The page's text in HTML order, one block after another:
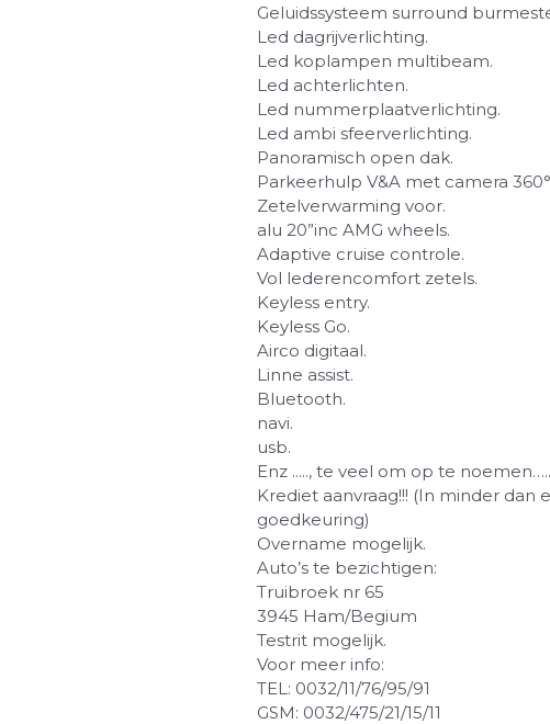
Geluidssysteem surround
Led dagrijverlichting.
Led koplampen multibeam.
Led achterlichten.
Led nummerplaatverlichting.
Led ambi sfeerverlichting.
Panoramisch open dak.
Parkeerhulp V&A met camera 360°
Zetelverwarming voor.
alu 20”inc AMG wheels.
Adaptive cruise controle.
Vol lederencomfort zetels.
Keyless entry.
Keyless Go.
Airco digitaal.
Linne assist.
Bluetooth.
navi.
usb.
Enz ....., te veel om op te noemen…..
Krediet aanvraag!!! (In minder dan
goedkeuring)
Overname mogelijk.
Auto’s te bezichtigen:
Truibroek nr 65
3945 Ham/Begium
Testrit mogelijk.
Voor meer info:
TEL: 0032/11/76/95/91
GSM: 0032/475/21/15/11